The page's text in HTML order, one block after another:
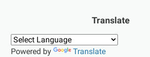
Translate
Powered by Translate